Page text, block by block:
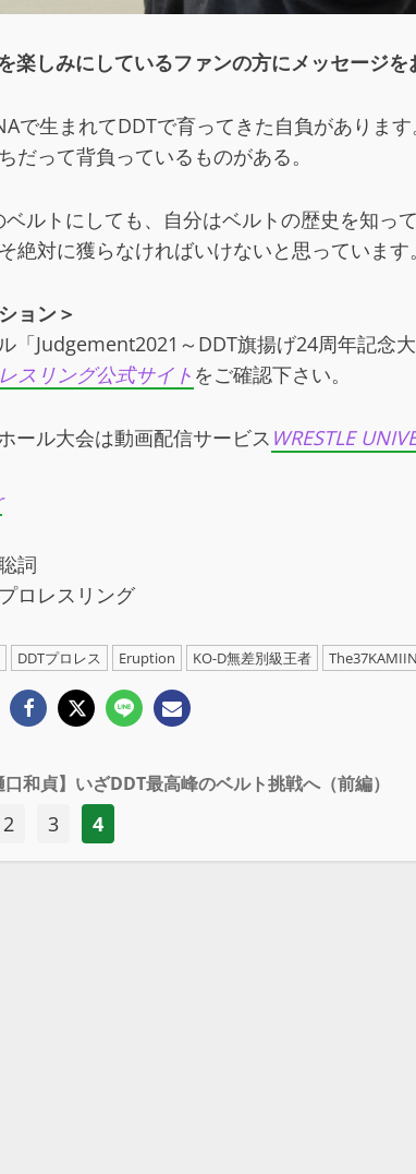
しみにしているファンの方にメッセージを
で生まれてDDTで育ってきた自負がありま
だって背負っているものがある。
ベルトにしても、自分はベルトの歴史を知
絶対に獲らなければいけないと思っています。
ョン＞
「Judgement2021～DDT旗揚げ24周年記念
スリング公式サイト をご確認下さい。
ール大会は動画配信サービス WRESTLE
詞
ロレスリング
DDTプロレス Eruption KO-D無差別級王者
口和貞】いざDDT最高峰のベルト挑戦へ（前編）
2 3 4